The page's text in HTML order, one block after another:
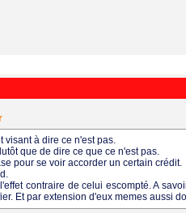
visant à dire ce n'est pas.
que de dire ce que ce n'est pas.
pour se voir accorder un certain crédit.
contraire de celui escompté. A
Et par extension d'eux memes aussi